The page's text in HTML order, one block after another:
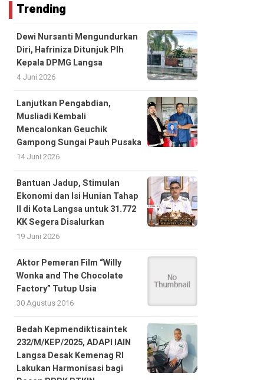
Trending
Dewi Nursanti Mengundurkan
Diri, Hafriniza Ditunjuk Plh
Kepala DPMG Langsa
4 Juni 2026
Lanjutkan Pengabdian,
Musliadi Kembali
Mencalonkan Geuchik
Gampong Sungai Pauh Pusaka
14 Juni 2026
Bantuan Jadup, Stimulan
Ekonomi dan Isi Hunian Tahap
II di Kota Langsa untuk 31.772
KK Segera Disalurkan
19 Juni 2026
Aktor Pemeran Film “Willy
Wonka and The Chocolate
Factory” Tutup Usia
30 Agustus 2016
Bedah Kepmendiktisaintek
232/M/KEP/2025, ADAPI IAIN
Langsa Desak Kemenag RI
Lakukan Harmonisasi bagi